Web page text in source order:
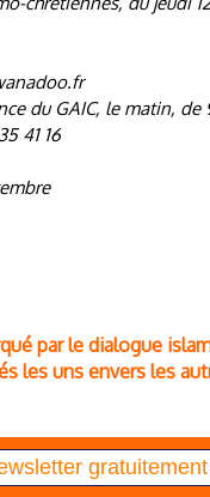
du GAIC, le matin, de
41 16
par le dialogue
les uns envers les